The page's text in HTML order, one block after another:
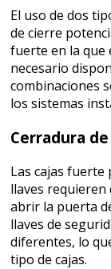
El uso de dos
de cierre
fuerte en la que
necesario
combinaciones
los sistemas
Cerradura
Las cajas fuerte
llaves requieren
abrir la puerta
llaves de
diferentes, lo
tipo de cajas.